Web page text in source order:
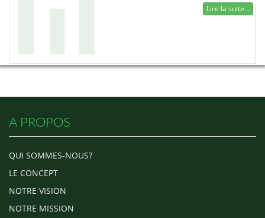
Lire la suite...
A PROPOS
QUI SOMMES-NOUS?
LE CONCEPT
NOTRE VISION
NOTRE MISSION